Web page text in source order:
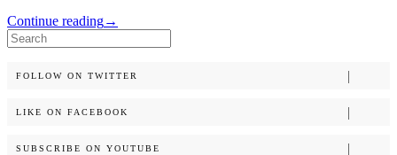
Continue reading→
Search
for:
FOLLOW ON TWITTER
LIKE ON FACEBOOK
SUBSCRIBE ON YOUTUBE